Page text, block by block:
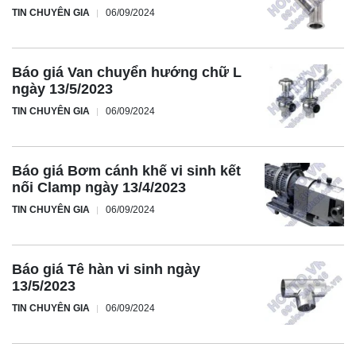
TIN CHUYÊN GIA 06/09/2024
Báo giá Van chuyển hướng chữ L
ngày 13/5/2023
TIN CHUYÊN GIA 06/09/2024
Báo giá Bơm cánh khế vi sinh kết
nối Clamp ngày 13/4/2023
TIN CHUYÊN GIA 06/09/2024
Báo giá Tê hàn vi sinh ngày
13/5/2023
TIN CHUYÊN GIA 06/09/2024